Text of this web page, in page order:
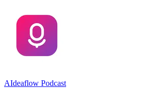
AIdeaflow Podcast